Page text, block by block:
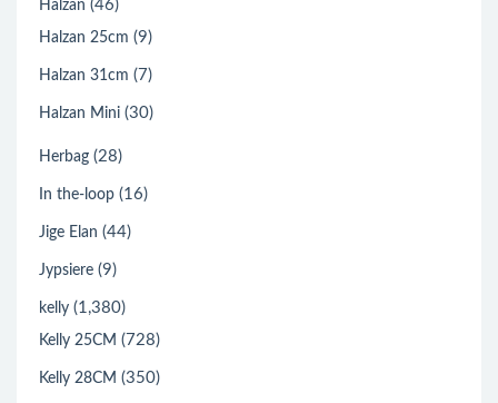
Halzan (46)
Halzan 25cm (9)
Halzan 31cm (7)
Halzan Mini (30)
Herbag (28)
In the-loop (16)
Jige Elan (44)
Jypsiere (9)
kelly (1,380)
Kelly 25CM (728)
Kelly 28CM (350)